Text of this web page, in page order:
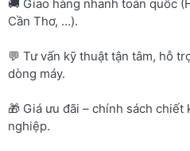
🚚 Giao hàng nhanh toàn quốc
Cần Thơ, …).
💬 Tư vấn kỹ thuật tận tâm, hỗ
dòng máy.
🎁 Giá ưu đãi – chính sách chiết
nghiệp.